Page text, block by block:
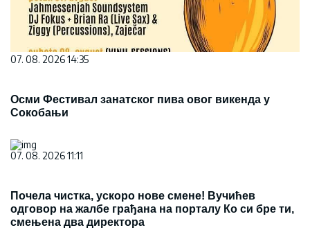
07. 08. 2026 14:35
Осми Фестивал занатског пива овог викенда у
Сокобањи
07. 08. 2026 11:11
Почела чистка, ускоро нове смене! Вучићев
одговор на жалбе грађана на порталу Ко си бре ти,
смењена два директора